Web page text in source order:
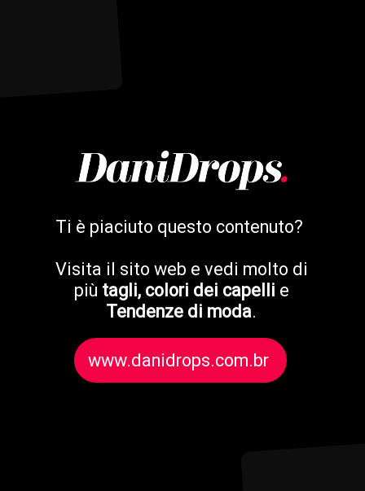
Ti è piaciuto questo contenuto?
Visita il sito web e vedi molto di
più tagli, colori dei capelli e
Tendenze di moda.
www.danidrops.com.br
www.danidrops.com.br